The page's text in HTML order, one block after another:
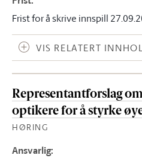
Frist for å skrive innspill
VIS RELATERT
Representantforslag
optikere for å styrke
HØRING
Ansvarlig: